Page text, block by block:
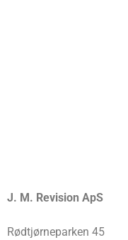
J. M. Revision ApS
Rødtjørneparken 45